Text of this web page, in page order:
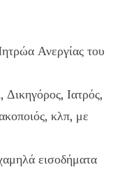
Ανεργίας του
Δικηγόρος, Ιατρός,
κλπ, με
εισοδήματα